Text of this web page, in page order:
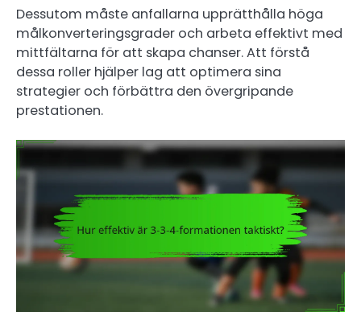
Dessutom måste anfallarna upprätthålla höga
målkonverteringsgrader och arbeta effektivt med
mittfältarna för att skapa chanser. Att förstå
dessa roller hjälper lag att optimera sina
strategier och förbättra den övergripande
prestationen.